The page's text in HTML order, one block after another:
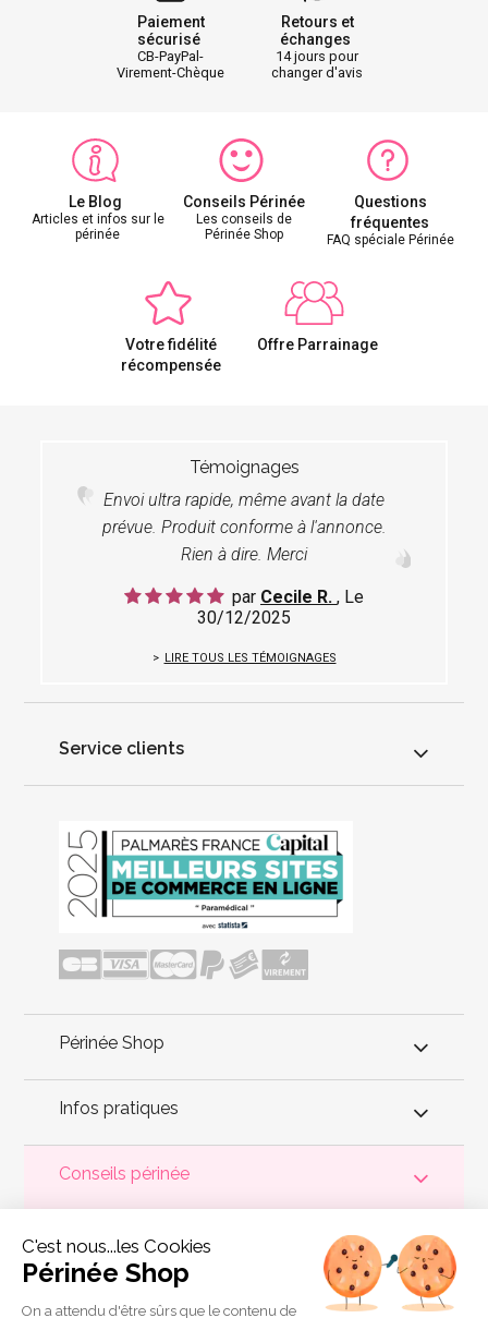
Paiement
sécurisé
CB-PayPal-
Virement-Chèque
Retours et
échanges
14 jours pour
changer d'avis
Le Blog
Articles et infos sur le
périnée
Conseils Périnée
Les conseils de
Périnée Shop
Questions
fréquentes
FAQ spéciale Périnée
Votre fidélité
récompensée
Offre Parrainage
Témoignages
Envoi ultra rapide, même avant la date
prévue. Produit conforme à l'annonce.
Rien à dire. Merci
par Cecile R. , Le
30/12/2025
LIRE TOUS LES TÉMOIGNAGES
Service clients
Périnée Shop
Infos pratiques
Conseils périnée
Ce set de 3 boules de Kegel est proposé par la marque
française Puissante. C'est une solution intéressante pour les
femmes qui souhaitent reprendre un travail actif du périnée à
domicile, avec un produit simple, progressif et agréable à
utiliser. Le principal avantage est la progression en 3 poids : la
boule bleu clair de 35 g permet de commencer en douceur, la
C'est nous...les Cookies
Périnée Shop
On a attendu d'être sûrs que le contenu de